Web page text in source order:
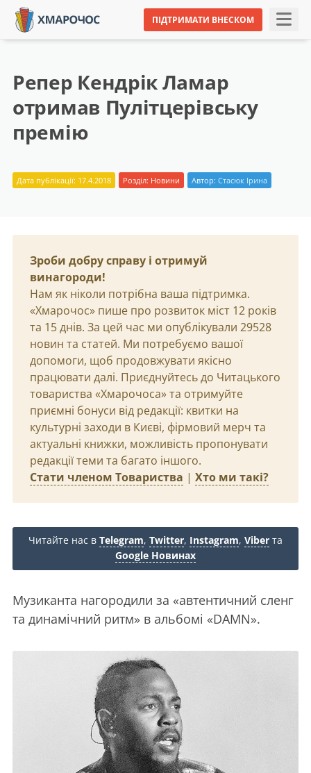
ПІДТРИМАТИ ВНЕСКОМ
Репер Кендрік Ламар
отримав Пулітцерівську
премію
Дата публікації: 17.4.2018 Розділ: Новини Автор: Стасюк Ірина
Зроби добру справу і отримуй
винагороди!
Нам як ніколи потрібна ваша підтримка.
«Хмарочос» пише про розвиток міст 12 років
та 15 днів. За цей час ми опублікували 29528
новин та статей. Ми потребуємо вашої
допомоги, щоб продовжувати якісно
працювати далі. Приєднуйтесь до Читацького
товариства «Хмарочоса» та отримуйте
приємні бонуси від редакції: квитки на
культурні заходи в Києві, фірмовий мерч та
актуальні книжки, можливість пропонувати
редакції теми та багато іншого.
Стати членом Товариства | Хто ми такі?
Читайте нас в Telegram, Twitter, Instagram, Viber та
Google Новинах
Музиканта нагородили за «автентичний сленг
та динамічний ритм» в альбомі «DAMN».